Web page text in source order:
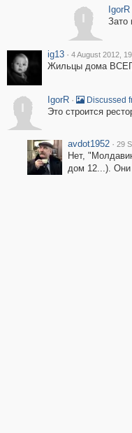
I
IgorR
Зато
ig13 · 4 August 2012,
Жильцы дома
I
IgorR · Discussed
Это строится
avdot1952 · 29
Нет,
дом 12...). Они